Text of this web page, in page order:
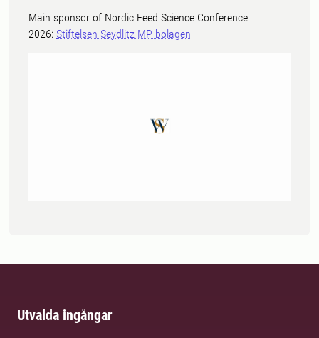
Main sponsor of Nordic Feed Science Conference
2026: Stiftelsen Seydlitz MP bolagen
Utvalda ingångar